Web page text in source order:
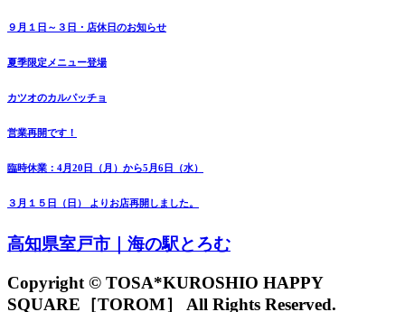
９月１日～３日・店休日のお知らせ
夏季限定メニュー登場
カツオのカルパッチョ
営業再開です！
臨時休業：4月20日（月）から5月6日（水）
３月１５日（日） よりお店再開しました。
高知県室戸市｜海の駅とろむ
Copyright © TOSA*KUROSHIO HAPPY
SQUARE［TOROM］ All Rights Reserved.